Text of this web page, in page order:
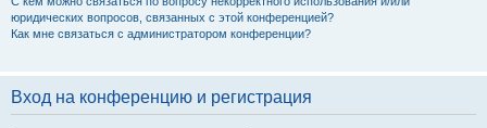
юридических вопросов, связанных с этой конференцией?
Как мне связаться с администратором конференции?
Вход на конференцию и регистрация